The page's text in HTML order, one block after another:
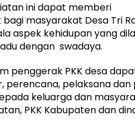
ini dapat memberi
masyarakat Desa Tri
aspek kehidupan yang
dengan swadaya.
penggerak PKK desa
perencana, pelaksana
keluarga dan
PKK Kabupaten dan